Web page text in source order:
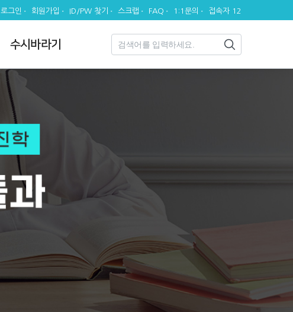
로그인 회원가입 ID/PW 찾기 스크랩 FAQ 1:1문의 접속자 12
수시바라기